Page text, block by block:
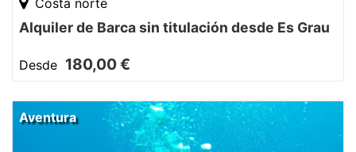
Costa norte
Alquiler de Barca sin titulación desde Es Grau
Desde 180,00 €
Aventura